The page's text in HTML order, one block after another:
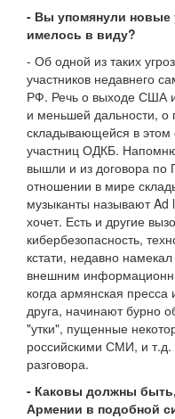
- Вы упомянули
имелось в виду?
- Об одной из таких
участников недавнего
РФ. Речь о выходе США
и меньшей дальности, о
складывающейся в этом
участниц ОДКБ.
вышли и из договора
отношении в мире
музыканты называют Ad
хочет. Есть и другие
кибербезопасность,
кстати, недавно
внешним
когда армянская
друга, начинают бурно
"утки", пущенные
российскими СМИ, и т.д.
разговора.
- Каковы должны
Армении в подобной